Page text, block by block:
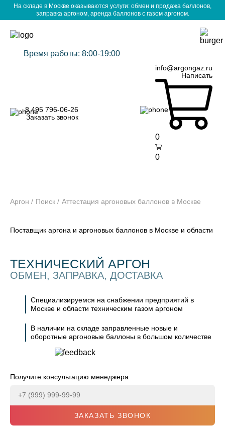
На складе в Москве оказываются услуги: обмен и продажа баллонов,
заправка аргоном, аренда баллонов с газом аргоном.
Время работы: 8:00-19:00
8 495 796-06-26
Заказать звонок
info@argongaz.ru
Написать
0
0
Аргон Поиск Аттестация аргоновых баллонов в Москве
Поставщик аргона и аргоновых баллонов в Москве и области
ТЕХНИЧЕСКИЙ АРГОН
ОБМЕН, ЗАПРАВКА, ДОСТАВКА
Специализируемся на снабжении предприятий в
Москве и области техническим газом аргоном
В наличии на складе заправленные новые и
оборотные аргоновые баллоны в большом количестве
Получите консультацию менеджера
ЗАКАЗАТЬ ЗВОНОК